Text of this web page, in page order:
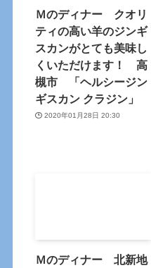
Ｍのディナー クオリ
ティの高い羊のジンギ
スカンがとても美味し
くいただけます！ 高
槻市 「ヘルシージン
ギスカン クラジン」
2020年01月28日 20:30
Ｍのディナー 北新地